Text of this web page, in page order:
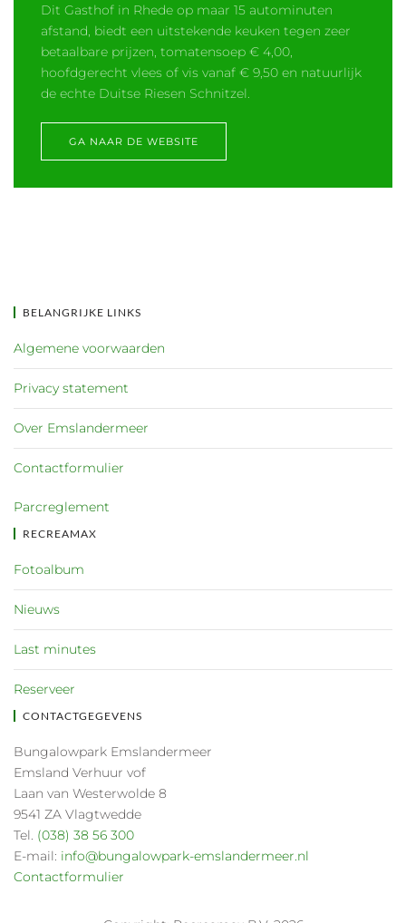
Dit Gasthof in Rhede op maar 15 autominuten
afstand, biedt een uitstekende keuken tegen zeer
betaalbare prijzen, tomatensoep € 4,00,
hoofdgerecht vlees of vis vanaf € 9,50 en natuurlijk
de echte Duitse Riesen Schnitzel.
GA NAAR DE WEBSITE
BELANGRIJKE LINKS
Algemene voorwaarden
Privacy statement
Over Emslandermeer
Contactformulier
Parcreglement
RECREAMAX
Fotoalbum
Nieuws
Last minutes
Reserveer
CONTACTGEGEVENS
Bungalowpark Emslandermeer
Emsland Verhuur vof
Laan van Westerwolde 8
9541 ZA Vlagtwedde
Tel. (038) 38 56 300
E-mail: info@bungalowpark-emslandermeer.nl
Contactformulier